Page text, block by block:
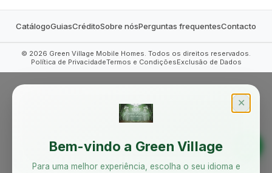
CatálogoGuiasCréditoSobre nósPerguntas frequentesContacto
© 2026 Green Village Mobile Homes. Todos os direitos reservados.
Política de PrivacidadeTermos e CondiçõesExclusão de Dados
✕
Bem-vindo a Green Village
Para uma melhor experiência, escolha o seu idioma e